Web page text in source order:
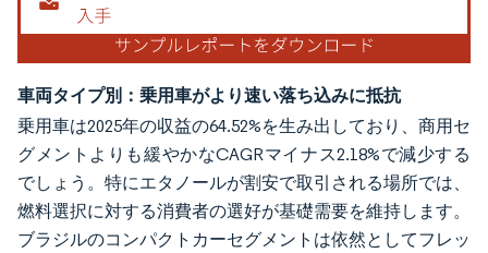
車両タイプ別：乗用車がより速い落ち込みに抵抗
乗用車は2025年の収益の64.52%を生み出しており、商用セ
グメントよりも緩やかなCAGRマイナス2.18%で減少する
でしょう。特にエタノールが割安で取引される場所では、
燃料選択に対する消費者の選好が基礎需要を維持します。
ブラジルのコンパクトカーセグメントは依然としてフレッ